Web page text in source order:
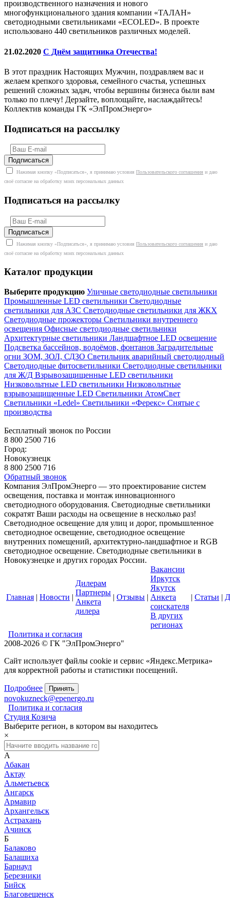
производственного назначения и нового
многофункционального здания компании «ТАЛАН»
светодиодными светильниками «ECOLED». В проекте
использовано 440 светильников различных моделей.
21.02.2020 С Днём защитника Отечества!
В этот праздник Настоящих Мужчин, поздравляем вас и
желаем крепкого здоровья, семейного счастья, успешных
решений сложных задач, чтобы вершины бизнеса были вам
только по плечу! Дерзайте, воплощайте, наслаждайтесь!
Коллектив команды ГК «ЭлПромЭнерго»
Подписаться на рассылку
Нажимая кнопку «Подписаться», я принимаю условия Пользовательского соглашения и даю
своё согласие на обработку моих персональных данных
Подписаться на рассылку
Нажимая кнопку «Подписаться», я принимаю условия Пользовательского соглашения и даю
своё согласие на обработку моих персональных данных
Каталог продукции
Выберите продукцию Уличные светодиодные светильники
Промышленные LED светильники Светодиодные
светильники для АЗС Светодиодные светильники для ЖКХ
Светодиодные прожекторы Светильники внутреннего
освещения Офисные светодиодные светильники
Архитектурные светильники Ландшафтное LED освещение
Подсветка бассейнов, водоёмов, фонтанов Заградительные
огни ЗОМ, ЗОЛ, СДЗО Светильник аварийный светодиодный
Светодиодные фитосветильники Светодиодные светильники
для Ж/Д Взрывозащищенные LED светильники
Низковольтные LED светильники Низковольтные
взрывозащищенные LED Светильники АтомСвет
Светильники «Ledel» Светильники «Ферекс» Снятые с
производства
Бесплатный звонок по России
8 800 2500 716
Город:
Новокузнецк
8 800 2500 716
Обратный звонок
Компания ЭлПромЭнерго — это проектирование систем
освещения, поставка и монтаж инновационного
светодиодного оборудования. Светодиодные светильники
сократят Ваши расходы на освещение в несколько раз!
Светодиодное освещение для улиц и дорог, промышленное
светодиодное освещение, светодиодное освещение
внутренних помещений, архитектурно-ландшафтное и RGB
светодиодное освещение. Светодиодные светильники в
Новокузнецке и других городах России.
Главная | Новости |
Дилерам
Партнеры
Анкета
дилера
| Отзывы |
Вакансии
Иркутск
Якутск
Анкета
соискателя
В других
регионах
| Статьи |
Политика и согласия
2008-2026 © ГК "ЭлПромЭнерго"
Сайт использует файлы cookie и сервис «Яндекс.Метрика»
для корректной работы и статистики посещений.
Подробнее Принять
novokuzneck@epenergo.ru
Политика и согласия
Студия Козича
Выберите регион, в котором вы находитесь
×
А
Абакан
Актау
Альметьевск
Ангарск
Армавир
Архангельск
Астрахань
Ачинск
Б
Балаково
Балашиха
Барнаул
Березники
Бийск
Благовещенск